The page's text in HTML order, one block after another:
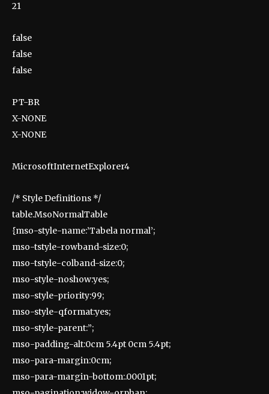
21
false
false
false
PT-BR
X-NONE
X-NONE
MicrosoftInternetExplorer4
/* Style Definitions */
table.MsoNormalTable
{mso-style-name:’Tabela normal’;
mso-tstyle-rowband-size:0;
mso-tstyle-colband-size:0;
mso-style-noshow:yes;
mso-style-priority:99;
mso-style-qformat:yes;
mso-style-parent:”;
mso-padding-alt:0cm 5.4pt 0cm 5.4pt;
mso-para-margin:0cm;
mso-para-margin-bottom:.0001pt;